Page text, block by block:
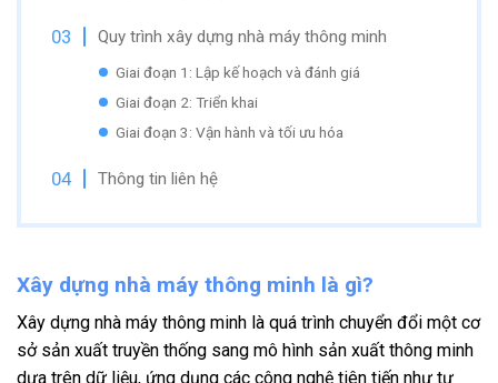
Quy trình xây dựng nhà máy thông minh
Giai đoạn 1: Lập kế hoạch và đánh giá
Giai đoạn 2: Triển khai
Giai đoạn 3: Vận hành và tối ưu hóa
Thông tin liên hệ
Xây dựng nhà máy thông minh là gì?
Xây dựng nhà máy thông minh là quá trình chuyển đổi một cơ
sở sản xuất truyền thống sang mô hình sản xuất thông minh
dựa trên dữ liệu, ứng dụng các công nghệ tiên tiến như tự